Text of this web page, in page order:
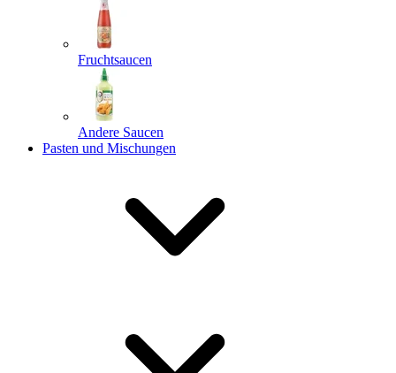
Fruchtsaucen
Andere Saucen
Pasten und Mischungen